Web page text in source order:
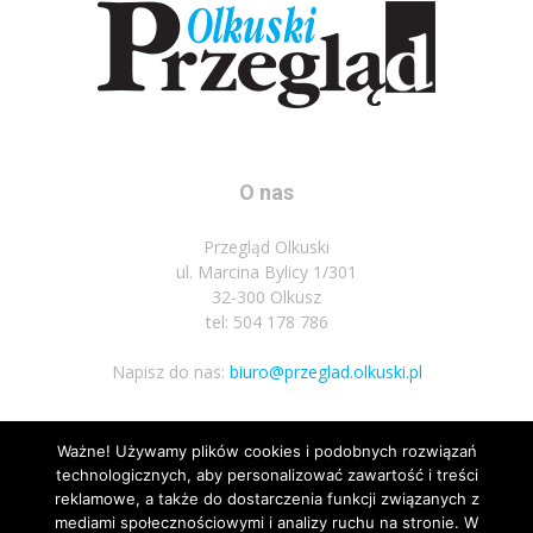
O nas
Przegląd Olkuski
ul. Marcina Bylicy 1/301
32-300 Olkusz
tel: 504 178 786
Napisz do nas: biuro@przeglad.olkuski.pl
Podążaj za nami
Ważne! Używamy plików cookies i podobnych rozwiązań
technologicznych, aby personalizować zawartość i treści
reklamowe, a także do dostarczenia funkcji związanych z
mediami społecznościowymi i analizy ruchu na stronie. W